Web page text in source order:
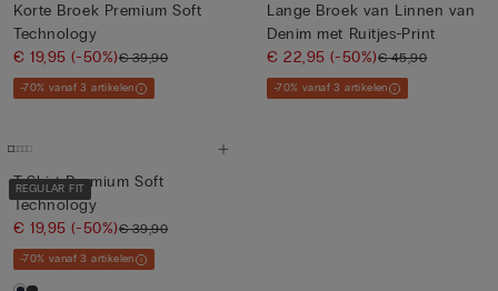
Korte Broek Premium Soft
Technology
€ 19,95(-50%)€ 39,90
-70% vanaf 3 artikelen
Lange Broek van Linnen van
Denim met Ruitjes-Print
€ 22,95(-50%)€ 45,90
-70% vanaf 3 artikelen
REGULAR FIT
T-Shirt Premium Soft
Technology
€ 19,95(-50%)€ 39,90
-70% vanaf 3 artikelen